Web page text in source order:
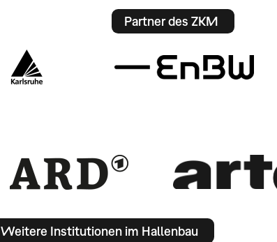
Partner des ZKM
Weitere Institutionen im Hallenbau